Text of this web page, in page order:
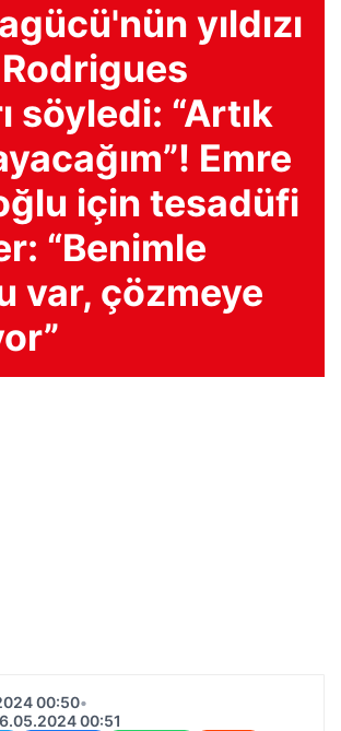
yıldızı
söyledi: “Artık
Emre
için tesadüfi
“Benimle
var, çözmeye
00:50•
00:51